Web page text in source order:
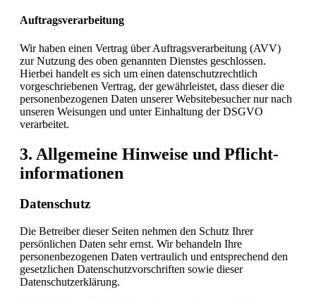
Auftragsverarbeitung
Wir haben einen Vertrag über Auftragsverarbeitung (AVV)
zur Nutzung des oben genannten Dienstes geschlossen.
Hierbei handelt es sich um einen datenschutzrechtlich
vorgeschriebenen Vertrag, der gewährleistet, dass dieser die
personenbezogenen Daten unserer Websitebesucher nur nach
unseren Weisungen und unter Einhaltung der DSGVO
verarbeitet.
3. Allgemeine Hinweise und Pflicht­
informationen
Datenschutz
Die Betreiber dieser Seiten nehmen den Schutz Ihrer
persönlichen Daten sehr ernst. Wir behandeln Ihre
personenbezogenen Daten vertraulich und entsprechend den
gesetzlichen Datenschutzvorschriften sowie dieser
Datenschutzerklärung.